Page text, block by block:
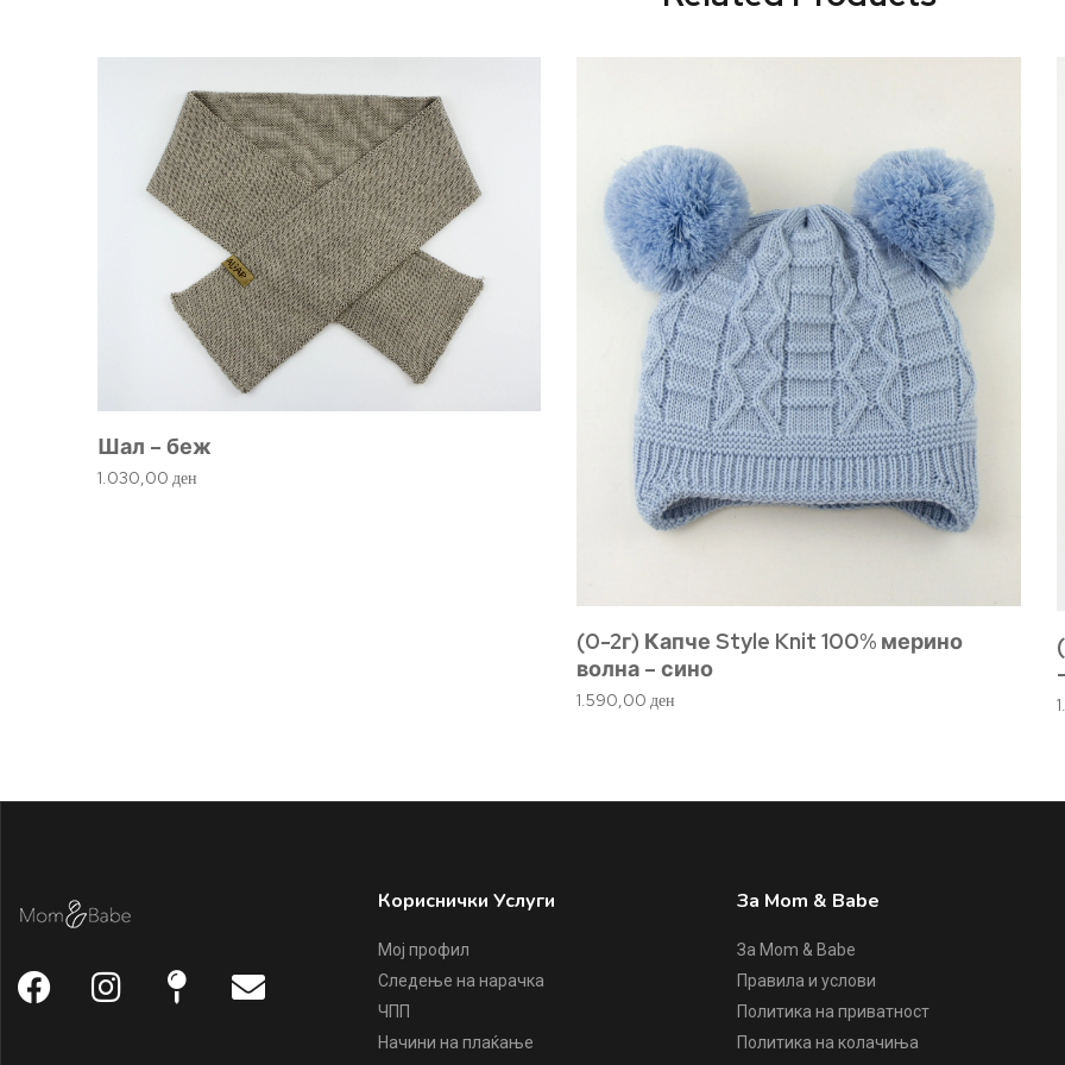
Шал – беж
1.030,00ден
(0-2г) Капче Style Knit 100% мерино
волна – сино
1.590,00ден
Кориснички Услуги
Мој профил
Следење на нарачка
ЧПП
Начини на плаќање
За Mom & Babe
За Mom & Babe
Правила и услови
Политика на приватност
Политика на колачиња